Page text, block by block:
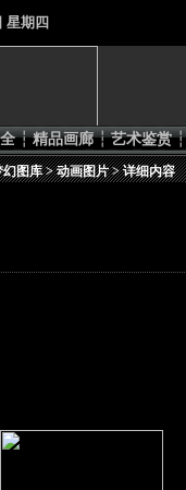
星期四
┆ 精品画廊 ┆ 艺术鉴赏 ┆
幻图库>动画图片> 详细内容